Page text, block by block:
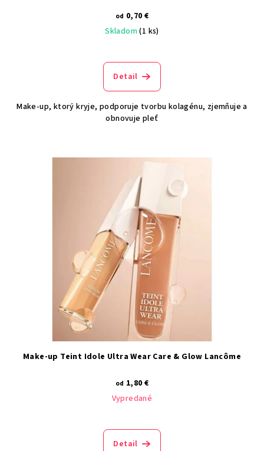
od 0,70 €
Skladom(1 ks)
Detail
Make-up, ktorý kryje, podporuje tvorbu kolagénu, zjemňuje a
obnovuje pleť
Make-up Teint Idole Ultra Wear Care & Glow Lancôme
od 1,80 €
Vypredané
Detail